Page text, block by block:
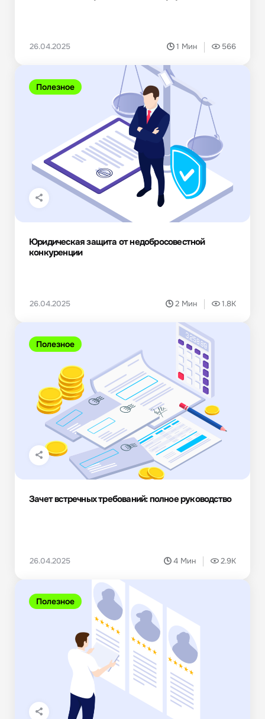
26.04.2025 1 Мин 566
Полезное
Юридическая защита от недобросовестной
конкуренции
26.04.2025 2 Мин 1.8K
Полезное
Зачет встречных требований: полное руководство
26.04.2025 4 Мин 2.9K
Полезное